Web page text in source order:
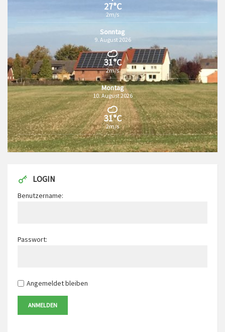
27°C
2m/s
Sonntag
9. August 2026
31°C
2m/s
Montag
10. August 2026
31°C
2m/s
LOGIN
Benutzername:
Passwort:
Angemeldet bleiben
ANMELDEN